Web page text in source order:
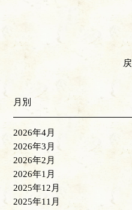
月別
2026年4月
2026年3月
2026年2月
2026年1月
2025年12月
2025年11月